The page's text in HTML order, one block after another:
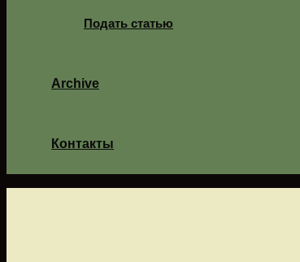
Подать статью
Archive
Контакты